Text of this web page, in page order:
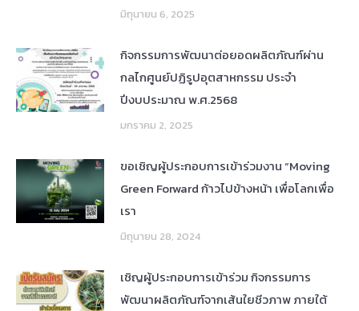
มิถุนายน 6, 2025
กิจกรรมการพัฒนาต่อยอดผลิตภัณฑ์ผ่าน
กลไกศูนย์ปฏิรูปอุตสาหกรรม ประจำ
ปีงบประมาณ พ.ศ.2568
มกราคม 2, 2025
ขอเชิญผู้ประกอบการเข้าร่วมงาน “Moving
Green Forward ก้าวไปข้างหน้า เพื่อโลกเพื่อ
เรา
มิถุนายน 28, 2024
เชิญผู้ประกอบการเข้าร่วม กิจกรรมการ
พัฒนาผลิตภัณฑ์จากเส้นใยชีวภาพ ภายใต้